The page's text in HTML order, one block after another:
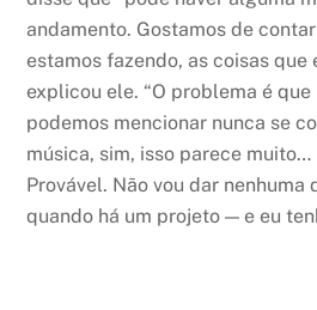
andamento. Gostamos de
estamos fazendo, as coisas que
explicou ele. “O problema é
podemos mencionar nunca se
música, sim, isso parece
Provável. Não vou dar nenhuma
quando há um projeto — e eu